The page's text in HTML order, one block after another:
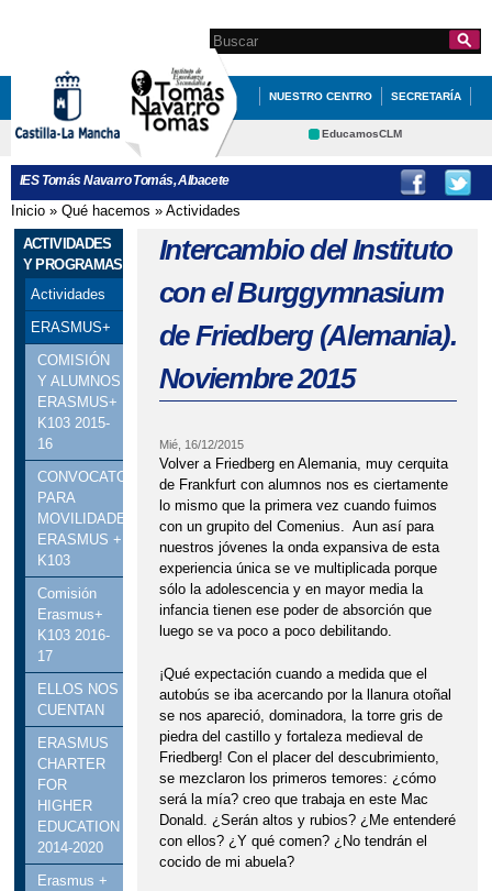
contenido
principal
Formulario de
búsqueda
Search this site
NUESTRO CENTRO SECRETARÍA
DEPARTAMENTOS
ACTIVIDADES Y PROGRAMAS AMPA
EducamosCLM
Cultura
Contacto
IES Tomás Navarro Tomás, Albacete
Se encuentra usted aquí
Inicio » Qué hacemos » Actividades
ACTIVIDADES
Y PROGRAMAS
Actividades
ERASMUS+
COMISIÓN
Y ALUMNOS
ERASMUS+
K103 2015-
16
CONVOCATORIA
PARA
MOVILIDADES
ERASMUS +
K103
Comisión
Erasmus+
K103 2016-
17
ELLOS NOS
CUENTAN
ERASMUS
CHARTER
FOR
HIGHER
EDUCATION
2014-2020
Erasmus +
Intercambio del Instituto
con el Burggymnasium
de Friedberg (Alemania).
Noviembre 2015
Mié, 16/12/2015
Volver a Friedberg en Alemania, muy cerquita
de Frankfurt con alumnos nos es ciertamente
lo mismo que la primera vez cuando fuimos
con un grupito del Comenius. Aun así para
nuestros jóvenes la onda expansiva de esta
experiencia única se ve multiplicada porque
sólo la adolescencia y en mayor media la
infancia tienen ese poder de absorción que
luego se va poco a poco debilitando.
¡Qué expectación cuando a medida que el
autobús se iba acercando por la llanura otoñal
se nos apareció, dominadora, la torre gris de
piedra del castillo y fortaleza medieval de
Friedberg! Con el placer del descubrimiento,
se mezclaron los primeros temores: ¿cómo
será la mía? creo que trabaja en este Mac
Donald. ¿Serán altos y rubios? ¿Me entenderé
con ellos? ¿Y qué comen? ¿No tendrán el
cocido de mi abuela?